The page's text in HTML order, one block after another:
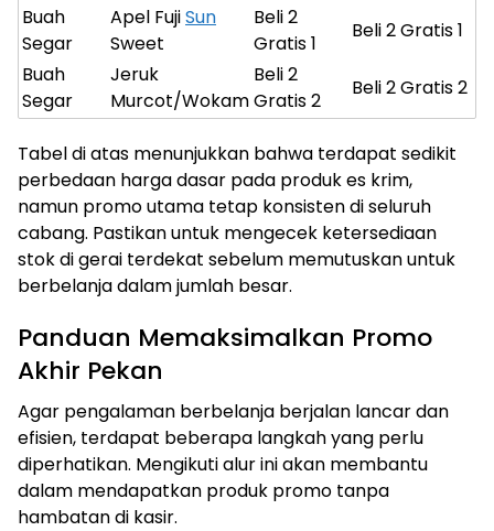
Buah
Segar
Apel FujiSun
Sweet
Beli 2
Gratis 1
Beli 2 Gratis 1
Buah
Segar
Jeruk
Murcot/Wokam
Beli 2
Gratis 2
Beli 2 Gratis 2
Tabel di atas menunjukkan bahwa terdapat sedikit
perbedaan harga dasar pada produk es krim,
namun promo utama tetap konsisten di seluruh
cabang. Pastikan untuk mengecek ketersediaan
stok di gerai terdekat sebelum memutuskan untuk
berbelanja dalam jumlah besar.
Panduan Memaksimalkan Promo
Akhir Pekan
Agar pengalaman berbelanja berjalan lancar dan
efisien, terdapat beberapa langkah yang perlu
diperhatikan. Mengikuti alur ini akan membantu
dalam mendapatkan produk promo tanpa
hambatan di kasir.